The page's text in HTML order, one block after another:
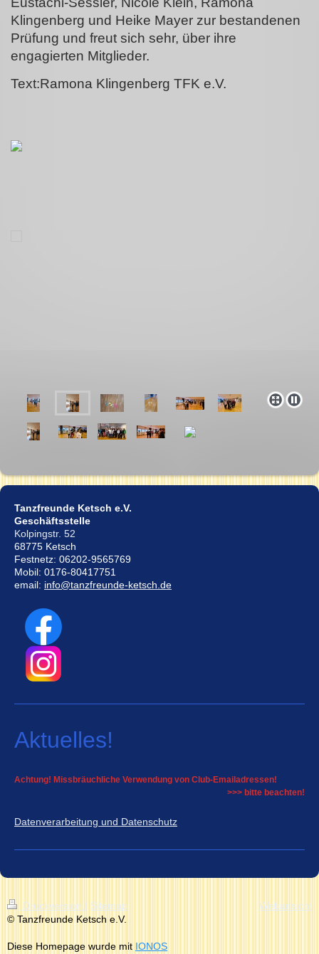
Klingenberg und Heike Mayer zur bestandenen
Prüfung und freut sich sehr, über ihre
engagierten Mitglieder.
Text:Ramona Klingenberg TFK e.V.
Tanzfreunde Ketsch e.V.
Geschäftsstelle
Kolpingstr. 52
68775 Ketsch
Festnetz: 06202-9565769
Mobil: 0176-80417751
email: info@tanzfreunde-ketsch.de
Aktuelles!
Achtung! Missbräuchliche Verwendung von Club-Emailadressen!
>>> bitte beachten!
Datenverarbeitung und Datenschutz
Druckversion | Sitemap
© Tanzfreunde Ketsch e.V.
Diese Homepage wurde mit IONOS
Webansicht